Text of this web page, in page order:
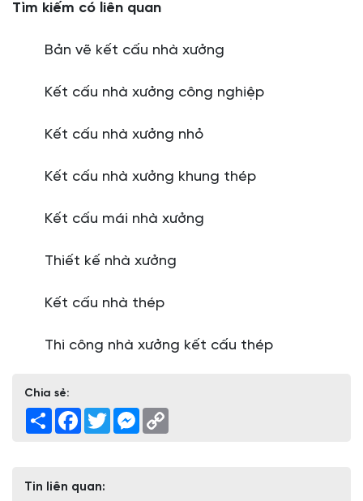
Tìm kiếm có liên quan
Bản vẽ kết cấu nhà xưởng
Kết cấu nhà xưởng công nghiệp
Kết cấu nhà xưởng nhỏ
Kết cấu nhà xưởng khung thép
Kết cấu mái nhà xưởng
Thiết kế nhà xưởng
Kết cấu nhà thép
Thi công nhà xưởng kết cấu thép
Chia sẻ:
Share Facebook
TwitterMessenger
Tin liên quan: